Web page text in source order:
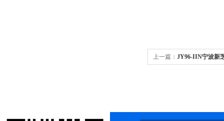
上一篇： JY96-IIN宁波新